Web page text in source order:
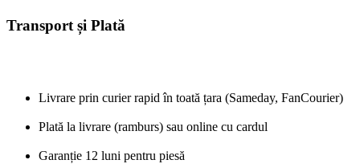
Transport și Plată
Livrare prin curier rapid în toată țara (Sameday, FanCourier)
Plată la livrare (ramburs) sau online cu cardul
Garanție 12 luni pentru piesă